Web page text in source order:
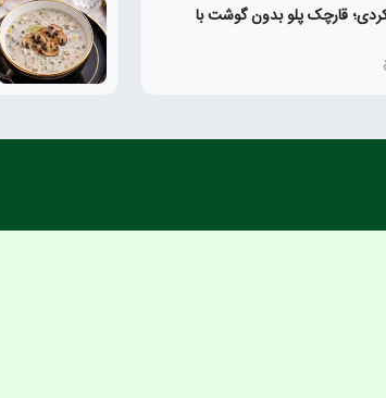
قارچک پلو بدون گوشت با